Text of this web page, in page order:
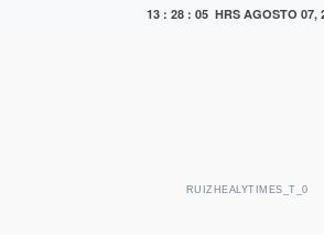
13 : 28 : 05 HRS AGOSTO 07,
RUIZHEALYTIMES_T_0